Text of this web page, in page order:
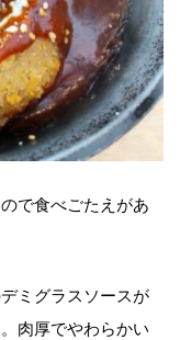
で食べごたえがあ
ミグラスソースが
肉厚でやわらかい